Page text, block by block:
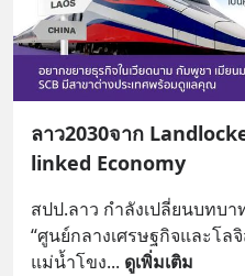
ลาว2030จาก
linked Economy
สปป.ลาว กำลังเปลี่ยนบทบา
“ศูนย์กลางเศรษฐกิจและโ
แม่น้ำโขง... ดูเพิ่มเติม